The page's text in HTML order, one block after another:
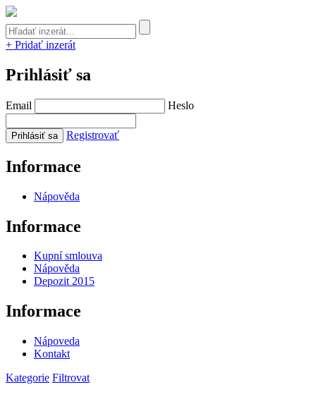
+ Pridať inzerát
Prihlásiť sa
Email Heslo
Registrovať
Informace
Nápověda
Informace
Kupní smlouva
Nápověda
Depozit 2015
Informace
Nápoveda
Kontakt
Kategorie Filtrovat